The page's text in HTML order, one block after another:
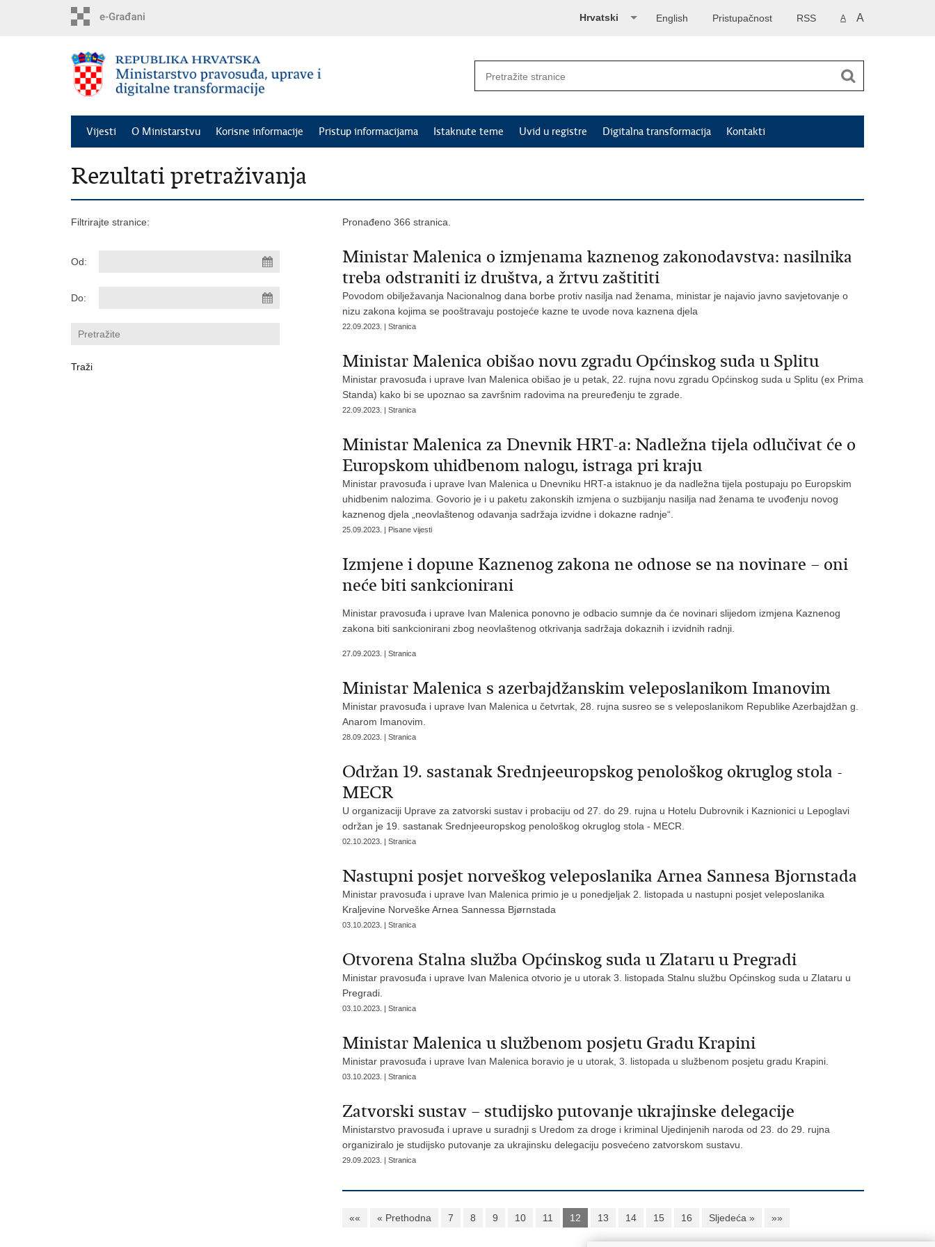
A A
RSS
Pristupačnost
English
Hrvatski
Vijesti O Ministarstvu Korisne informacije Pristup informacijama Istaknute teme Uvid u registre Digitalna transformacija Kontakti
Rezultati pretraživanja
Filtrirajte stranice:
Od:
Do:
Pronađeno 366 stranica.
Ministar Malenica o izmjenama kaznenog zakonodavstva: nasilnika
treba odstraniti iz društva, a žrtvu zaštititi
Povodom obilježavanja Nacionalnog dana borbe protiv nasilja nad ženama, ministar je najavio javno savjetovanje o
nizu zakona kojima se pooštravaju postojeće kazne te uvode nova kaznena djela
22.09.2023. | Stranica
Ministar Malenica obišao novu zgradu Općinskog suda u Splitu
Ministar pravosuđa i uprave Ivan Malenica obišao je u petak, 22. rujna novu zgradu Općinskog suda u Splitu (ex Prima
Standa) kako bi se upoznao sa završnim radovima na preuređenju te zgrade.
22.09.2023. | Stranica
Ministar Malenica za Dnevnik HRT-a: Nadležna tijela odlučivat će o
Europskom uhidbenom nalogu, istraga pri kraju
Ministar pravosuđa i uprave Ivan Malenica u Dnevniku HRT-a istaknuo je da nadležna tijela postupaju po Europskim
uhidbenim nalozima. Govorio je i u paketu zakonskih izmjena o suzbijanju nasilja nad ženama te uvođenju novog
kaznenog djela „neovlaštenog odavanja sadržaja izvidne i dokazne radnje“.
25.09.2023. | Pisane vijesti
Izmjene i dopune Kaznenog zakona ne odnose se na novinare – oni
neće biti sankcionirani
Ministar pravosuđa i uprave Ivan Malenica ponovno je odbacio sumnje da će novinari slijedom izmjena Kaznenog
zakona biti sankcionirani zbog neovlaštenog otkrivanja sadržaja dokaznih i izvidnih radnji.
27.09.2023. | Stranica
Ministar Malenica s azerbajdžanskim veleposlanikom Imanovim
Ministar pravosuđa i uprave Ivan Malenica u četvrtak, 28. rujna susreo se s veleposlanikom Republike Azerbajdžan g.
Anarom Imanovim.
28.09.2023. | Stranica
Održan 19. sastanak Srednjeeuropskog penološkog okruglog stola -
MECR
U organizaciji Uprave za zatvorski sustav i probaciju od 27. do 29. rujna u Hotelu Dubrovnik i Kaznionici u Lepoglavi
održan je 19. sastanak Srednjeeuropskog penološkog okruglog stola - MECR.
02.10.2023. | Stranica
Nastupni posjet norveškog veleposlanika Arnea Sannesa Bjornstada
Ministar pravosuđa i uprave Ivan Malenica primio je u ponedjeljak 2. listopada u nastupni posjet veleposlanika
Kraljevine Norveške Arnea Sannessa Bjørnstada
03.10.2023. | Stranica
Otvorena Stalna služba Općinskog suda u Zlataru u Pregradi
Ministar pravosuđa i uprave Ivan Malenica otvorio je u utorak 3. listopada Stalnu službu Općinskog suda u Zlataru u
Pregradi.
03.10.2023. | Stranica
Ministar Malenica u službenom posjetu Gradu Krapini
Ministar pravosuđa i uprave Ivan Malenica boravio je u utorak, 3. listopada u službenom posjetu gradu Krapini.
03.10.2023. | Stranica
Zatvorski sustav – studijsko putovanje ukrajinske delegacije
Ministarstvo pravosuđa i uprave u suradnji s Uredom za droge i kriminal Ujedinjenih naroda od 23. do 29. rujna
organiziralo je studijsko putovanje za ukrajinsku delegaciju posvećeno zatvorskom sustavu.
29.09.2023. | Stranica
«« « Prethodna 7 8 9 10 11 12 13 14 15 16 Sljedeća » »»